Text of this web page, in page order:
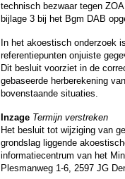
technisch bezwaar tegen
bijlage 3 bij het Bgm DAB
In het akoestisch onderzoek
referentiepunten onjuiste
Dit besluit voorziet in de
gebaseerde herberekening
bovenstaande situaties.
Inzage Termijn verstreken
Het besluit tot wijziging van
grondslag liggende
informatiecentrum van het
Plesmanweg 1-6, 2597 JG